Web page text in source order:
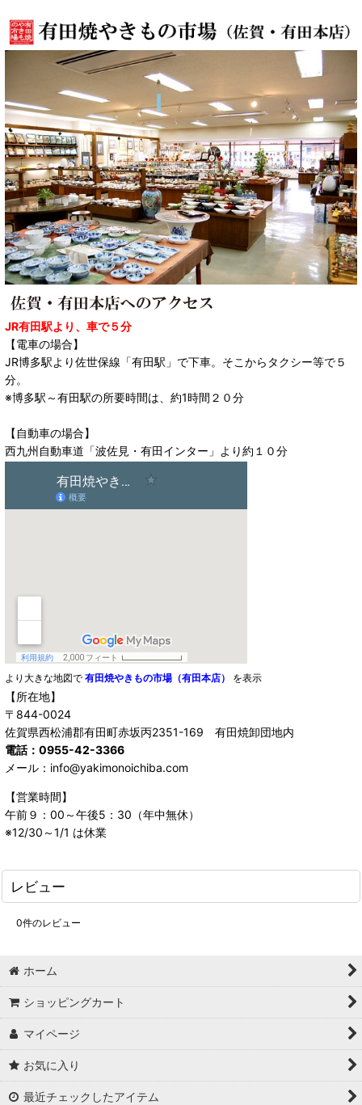
JR有田駅より、車で５分
【電車の場合】
JR博多駅より佐世保線「有田駅」で下車。そこからタクシー等で５
分。
※博多駅～有田駅の所要時間は、約1時間２０分
【自動車の場合】
西九州自動車道「波佐見・有田インター」より約１０分
より大きな地図で 有田焼やきもの市場（有田本店） を表示
【所在地】
〒844-0024
佐賀県西松浦郡有田町赤坂丙2351-169 有田焼卸団地内
電話：0955-42-3366
メール：info@yakimonoichiba.com
【営業時間】
午前９：00～午後5：30（年中無休）
※12/30～1/1 は休業
レビュー
0件のレビュー
ホーム
ショッピングカート
マイページ
お気に入り
最近チェックしたアイテム